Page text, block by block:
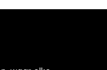
jaar – 107